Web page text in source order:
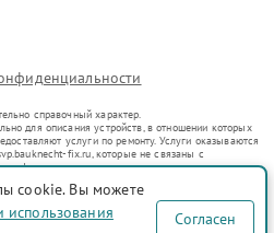
справочный характер.
для описания устройств, в отношении которых
услуги по ремонту. Услуги оказываются
fix.ru, которые не связаны с
официальными представителями.
введенных в гражданский оборот в соответствии
цели индивидуализации услуг или введения
информирования о предоставляемых услугах по
cookie. Вы можете
использования
Согласен